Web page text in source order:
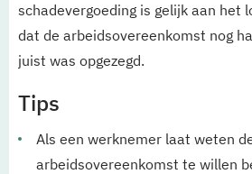
schadevergoeding is gelijk aan het
dat de arbeidsovereenkomst nog
juist was opgezegd.
Tips
Als een werknemer laat weten
arbeidsovereenkomst te willen